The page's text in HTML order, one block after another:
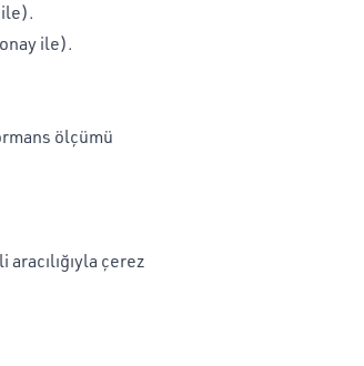
ile).
ile).
ölçümü
çerez